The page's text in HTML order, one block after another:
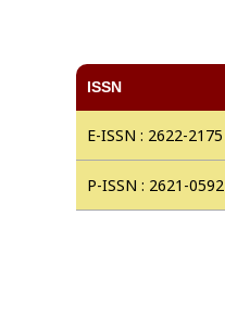
ISSN
E-ISSN : 2622-2175
P-ISSN : 2621-0592